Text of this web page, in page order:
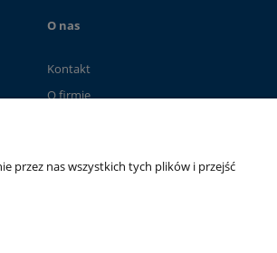
O nas
Kontakt
O firmie
przez nas wszystkich tych plików i przejść